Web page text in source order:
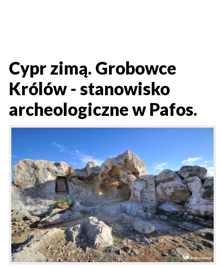
Cypr zimą. Grobowce
Królów - stanowisko
archeologiczne w Pafos.